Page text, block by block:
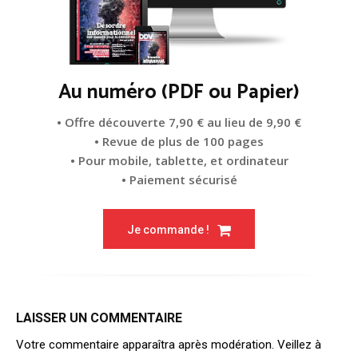
Au numéro (PDF ou Papier)
• Offre découverte 7,90 € au lieu de 9,90 €
• Revue de plus de 100 pages
• Pour mobile, tablette, et ordinateur
• Paiement sécurisé
Je commande !
LAISSER UN COMMENTAIRE
Votre commentaire apparaîtra après modération. Veillez à